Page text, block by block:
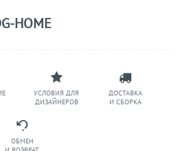
УСЛОВИЯ ДЛЯ
ДИЗАЙНЕРОВ
ДОСТАВКА
И СБОРКА
ОБМЕН
HOME